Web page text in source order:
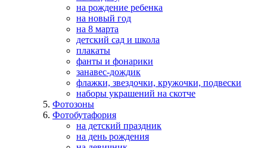
на рождение ребенка
на новый год
на 8 марта
детский сад и школа
плакаты
фанты и фонарики
занавес-дождик
флажки, звездочки, кружочки, подвески
наборы украшений на скотче
Фотозоны
Фотобутафория
на детский праздник
на день рождения